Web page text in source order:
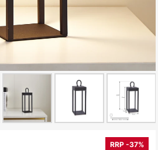
RRP -37%